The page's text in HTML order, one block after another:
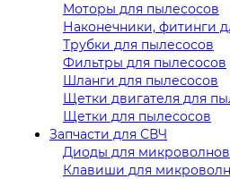
Моторы для пылесосов
Наконечники, фитинги
Трубки для пылесосов
Фильтры для пылесосов
Шланги для пылесосов
Щетки двигателя для
Щетки для пылесосов
Запчасти для СВЧ
Диоды для
Клавиши для